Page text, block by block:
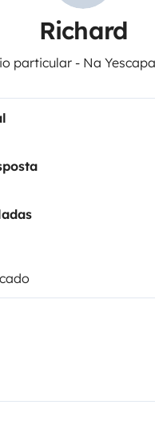
Richard
particular - Na